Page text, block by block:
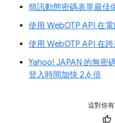
簡訊動態密碼表單最佳
使用 WebOTP API 在
使用 WebOTP API 在
Yahoo! JAPAN 的無密
登入時間加快 2.6 倍
這對你